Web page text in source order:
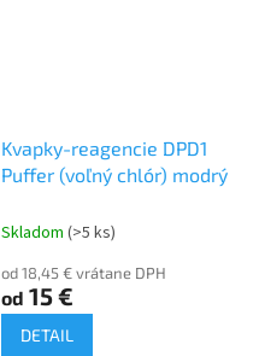
Kvapky-reagencie DPD1
Puffer (voľný chlór) modrý
Skladom (>5 ks)
od 18,45 € vrátane DPH
od 15 €
DETAIL